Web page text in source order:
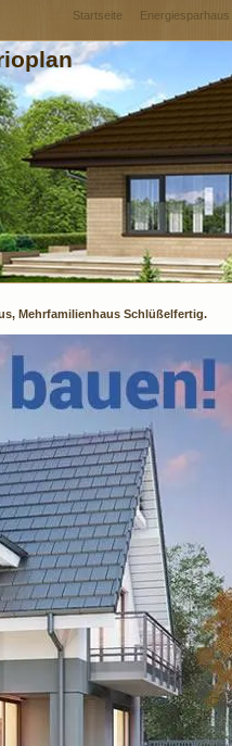
Startseite Energiesparhaus
Mehrfamilienhaus Schlüßelfertig.